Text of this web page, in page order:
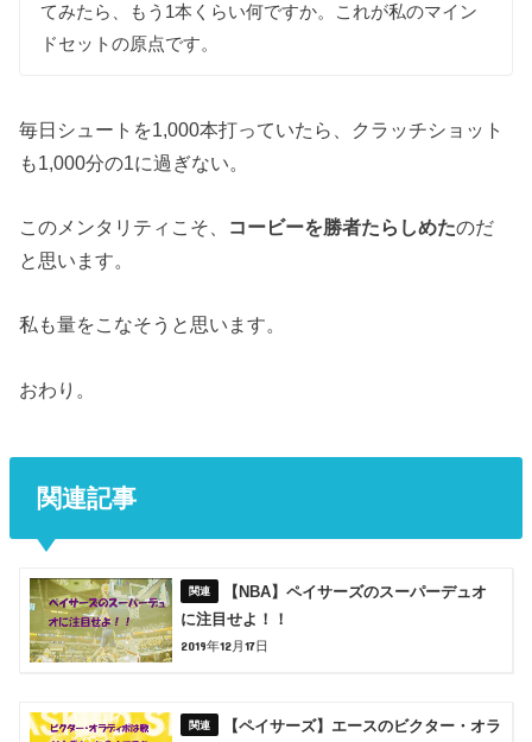
てみたら、もう1本くらい何ですか。これが私のマイン
ドセットの原点です。
毎日シュートを1,000本打っていたら、クラッチショット
も1,000分の1に過ぎない。
このメンタリティこそ、 コービーを勝者たらしめたのだ
と思います。
私も量をこなそうと思います。
おわり。
関連記事
【NBA】ペイサーズのスーパーデュオ
に注目せよ！！
2019年12月17日
【ペイサーズ】エースのビクター・オラ